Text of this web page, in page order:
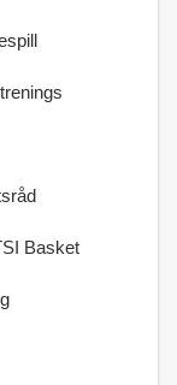
trenings
Basket